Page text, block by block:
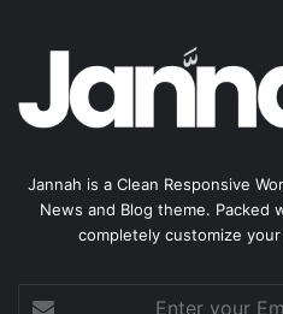
Jannah is a Clean Responsive
News and Blog theme.
completely customize